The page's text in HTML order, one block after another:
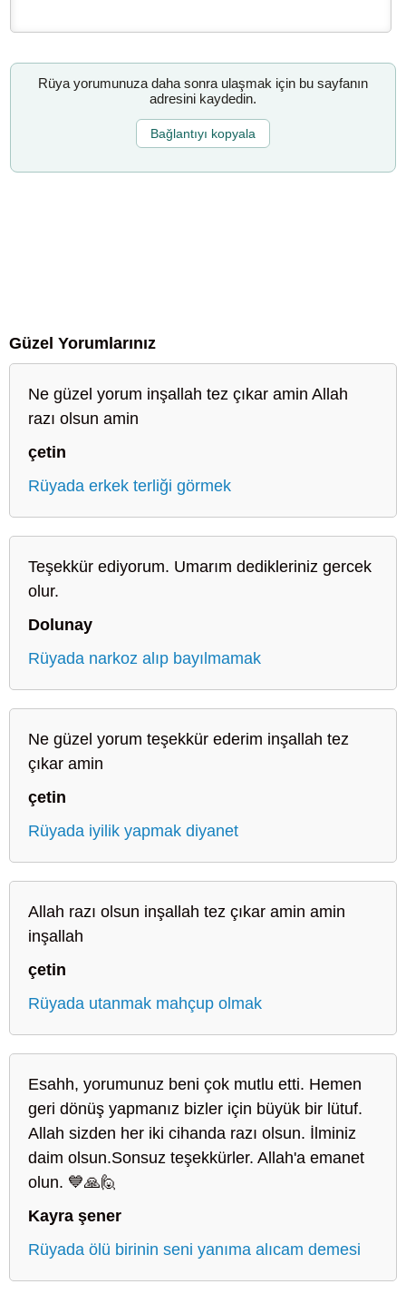
Rüya yorumunuza daha sonra ulaşmak için bu sayfanın
adresini kaydedin.
Bağlantıyı kopyala
Güzel Yorumlarınız
Ne güzel yorum inşallah tez çıkar amin Allah
razı olsun amin
çetin
Rüyada erkek terliği görmek
Teşekkür ediyorum. Umarım dedikleriniz gercek
olur.
Dolunay
Rüyada narkoz alıp bayılmamak
Ne güzel yorum teşekkür ederim inşallah tez
çıkar amin
çetin
Rüyada iyilik yapmak diyanet
Allah razı olsun inşallah tez çıkar amin amin
inşallah
çetin
Rüyada utanmak mahçup olmak
Esahh, yorumunuz beni çok mutlu etti. Hemen
geri dönüş yapmanız bizler için büyük bir lütuf.
Allah sizden her iki cihanda razı olsun. İlminiz
daim olsun.Sonsuz teşekkürler. Allah'a emanet
olun. 💙🙏🙋
Kayra şener
Rüyada ölü birinin seni yanıma alıcam demesi